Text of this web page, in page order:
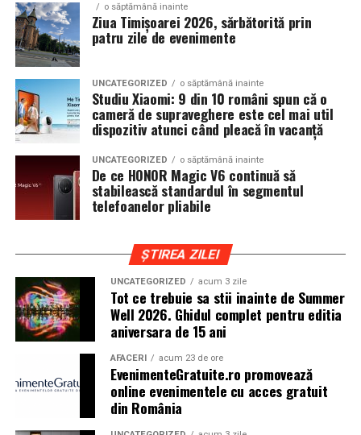
indiferent de vreme sau sezon.
De ce conteaza tipul de anvelopa la evenimentele din
Cluj
Clujul este un oras in care vremea poate fi imprevizibila,
iar drumurile din imprejurimi includ atat zone urbane,
cat si trasee montane sau colinare. O masina pregatita
de show trebuie sa ajunga la eveniment in siguranta si
fara probleme, indiferent de conditiile de drum.
Din acest motiv, tipul de anvelopa ales devine extrem de
stabilitate si un aspect echilibrat sunt preferate de cei
care nu doresc sa transforme masina intr-un obiect
static. In acest sens, alegerea unoranvelope all season
175 65 r14poate fi potrivita pentru multe proiecte
prezente la evenimentele locale, in special pentru
masinile compacte sau clasice.
Pozitia masinii si rolul anvelopelor
La un show auto, pozitia masinii este analizata atent.
o săptămână inainte
Ziua Timișoarei 2026, sărbătorită prin
patru zile de evenimente
UNCATEGORIZED o săptămână inainte
Studiu Xiaomi: 9 din 10 români spun că o
cameră de supraveghere este cel mai util
dispozitiv atunci când pleacă în vacanță
UNCATEGORIZED o săptămână inainte
De ce HONOR Magic V6 continuă să
stabilească standardul în segmentul
telefoanelor pliabile
ȘTIREA ZILEI
UNCATEGORIZED acum 3 zile
Tot ce trebuie sa stii inainte de Summer
Well 2026. Ghidul complet pentru editia
aniversara de 15 ani
AFACERI acum 23 de ore
EvenimenteGratuite.ro promovează
online evenimentele cu acces gratuit
din România